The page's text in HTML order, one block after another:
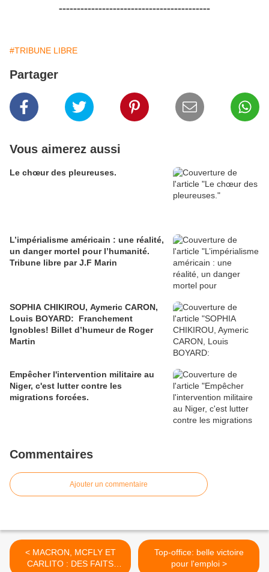
------------------------------------------
#TRIBUNE LIBRE
Partager
Vous aimerez aussi
Le chœur des pleureuses.
L’impérialisme américain : une réalité,
un danger mortel pour l’humanité.
Tribune libre par J.F Marin
SOPHIA CHIKIROU, Aymeric CARON,
Louis BOYARD: Franchement
Ignobles! Billet d’humeur de Roger
Martin
Empêcher l'intervention militaire au
Niger, c'est lutter contre les
migrations forcées.
Commentaires
Ajouter un commentaire
< MACRON, MCFLY ET
CARLITO : DES FAITS
Top-office: belle victoire
pour l'emploi >